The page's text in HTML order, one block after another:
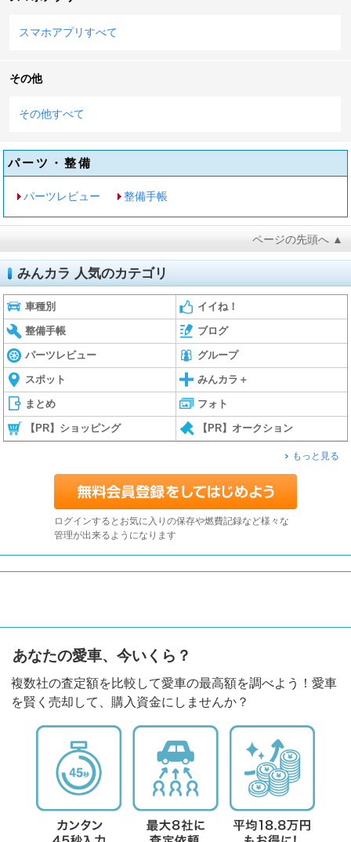
スマホアプリすべて
その他
その他すべて
パーツ・整備
パーツレビュー 整備手帳
ページの先頭へ ▲
みんカラ 人気のカテゴリ
車種別 イイね！
整備手帳 ブログ
パーツレビュー グループ
スポット みんカラ＋
まとめ フォト
【PR】ショッピング 【PR】オークション
もっと見る
ログインするとお気に入りの保存や燃費記録など様々な
管理が出来るようになります
あなたの愛車、今いくら？
複数社の査定額を比較して愛車の最高額を調べよう！愛車
を賢く売却して、購入資金にしませんか？